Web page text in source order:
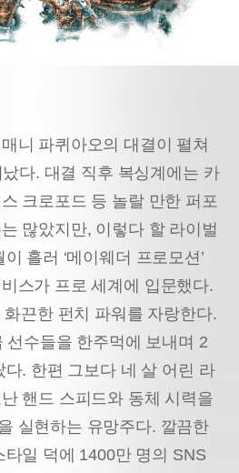
니 파퀴아오의 대결이 펼쳐
다. 대결 직후 복싱계에는 카
크로포드 등 놀랄 만한 퍼포
많았지만, 이렇다 할 라이벌
흘러 ‘메이웨더 프로모션’
스가 프로 세계에 입문했다.
끈한 펀치 파워를 자랑한다.
선수들을 한주먹에 보내며 2
. 한편 그보다 네 살 어린 라
핸드 스피드와 동체 시력을
실현하는 유망주다. 깔끔한
일 덕에 1400만 명의 SNS